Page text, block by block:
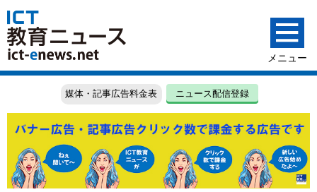
媒体・記事広告料金表 ニュース配信登録